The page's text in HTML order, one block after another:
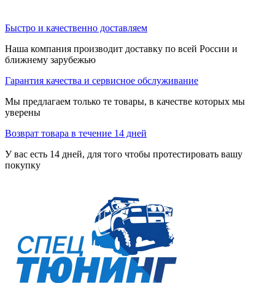
Быстро и качественно доставляем
Наша компания производит доставку по всей России и
ближнему зарубежью
Гарантия качества и сервисное обслуживание
Мы предлагаем только те товары, в качестве которых мы
уверены
Возврат товара в течение 14 дней
У вас есть 14 дней, для того чтобы протестировать вашу
покупку